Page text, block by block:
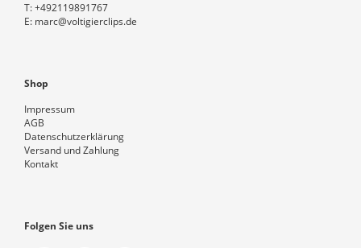
T:+492119891767
E: marc@voltigierclips.de
Shop
Impressum
AGB
Datenschutzerklärung
Versand und Zahlung
Kontakt
Folgen Sie uns